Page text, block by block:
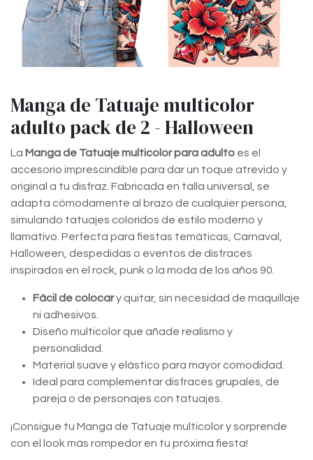
Manga de Tatuaje multicolor
adulto pack de 2 - Halloween
La Manga de Tatuaje multicolor para adulto es el
accesorio imprescindible para dar un toque atrevido y
original a tu disfraz. Fabricada en talla universal, se
adapta cómodamente al brazo de cualquier persona,
simulando tatuajes coloridos de estilo moderno y
llamativo. Perfecta para fiestas temáticas, Carnaval,
Halloween, despedidas o eventos de disfraces
inspirados en el rock, punk o la moda de los años 90.
Fácil de colocary quitar, sin necesidad de maquillaje
ni adhesivos.
Diseño multicolor que añade realismo y
personalidad.
Material suave y elástico para mayor comodidad.
Ideal para complementar disfraces grupales, de
pareja o de personajes con tatuajes.
¡Consigue tu Manga de Tatuaje multicolor y sorprende
con el look más rompedor en tu próxima fiesta!